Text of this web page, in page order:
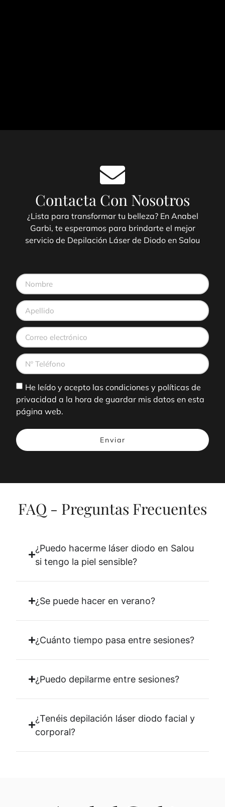
Contacta Con Nosotros
¿Lista para transformar tu belleza? En Anabel
Garbi, te esperamos para brindarte el mejor
servicio de Depilación Láser de Diodo en Salou
He leído y acepto las condiciones y políticas de
privacidad a la hora de guardar mis datos en esta
página web.
Enviar
FAQ - Preguntas Frecuentes
¿Puedo hacerme láser diodo en Salou
si tengo la piel sensible?
¿Se puede hacer en verano?
¿Cuánto tiempo pasa entre sesiones?
¿Puedo depilarme entre sesiones?
¿Tenéis depilación láser diodo facial y
corporal?